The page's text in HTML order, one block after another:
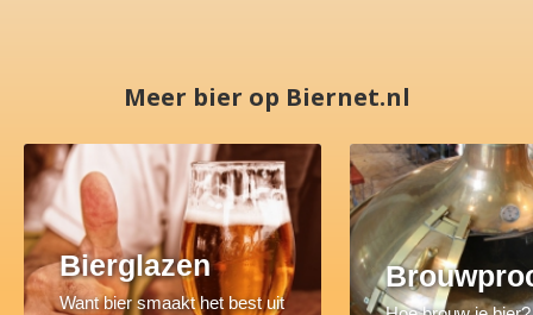
Meer bier op Biernet.nl
Bierglazen
Want bier smaakt het best uit